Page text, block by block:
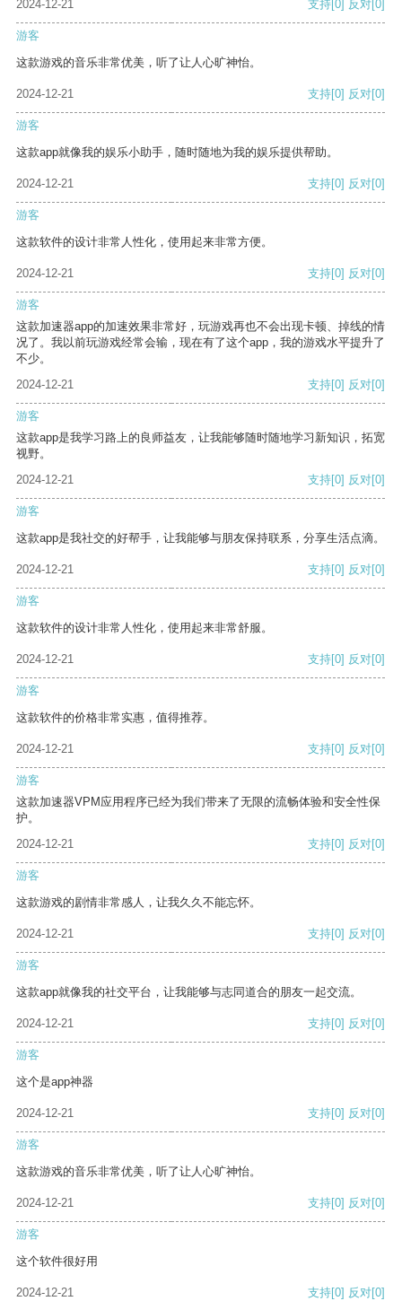
2024-12-21 支持 [0] 反对 [0]
游客
这款游戏的音乐非常优美，听了让人心旷神怡。
2024-12-21 支持[0] 反对[0]
游客
这款app就像我的娱乐小助手，随时随地为我的娱乐提供帮助。
2024-12-21 支持[0] 反对[0]
游客
这款软件的设计非常人性化，使用起来非常方便。
2024-12-21 支持[0] 反对[0]
游客
这款加速器app的加速效果非常好，玩游戏再也不会出现卡顿、掉线的情
况了。我以前玩游戏经常会输，现在有了这个app，我的游戏水平提升了
不少。
2024-12-21
支持[0] 反对[0]
游客
这款app是我学习路上的良师益友，让我能够随时随地学习新知识，拓宽
视野。
2024-12-21
支持[0] 反对[0]
游客
这款app是我社交的好帮手，让我能够与朋友保持联系，分享生活点滴。
2024-12-21 支持[0] 反对[0]
游客
这款软件的设计非常人性化，使用起来非常舒服。
2024-12-21 支持[0] 反对[0]
游客
这款软件的价格非常实惠，值得推荐。
2024-12-21 支持[0] 反对[0]
游客
这款加速器VPM应用程序已经为我们带来了无限的流畅体验和安全性保
护。
2024-12-21
支持[0] 反对[0]
游客
这款游戏的剧情非常感人，让我久久不能忘怀。
2024-12-21 支持[0] 反对[0]
游客
这款app就像我的社交平台，让我能够与志同道合的朋友一起交流。
2024-12-21 支持[0] 反对[0]
游客
这个是app神器
2024-12-21 支持[0] 反对[0]
游客
这款游戏的音乐非常优美，听了让人心旷神怡。
2024-12-21 支持[0] 反对[0]
游客
这个软件很好用
2024-12-21 支持[0] 反对[0]